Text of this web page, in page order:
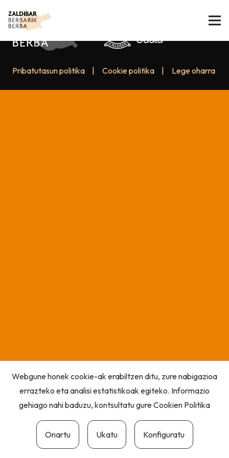
Pribatutasun politika Cookie politika Lege oharra
Webgune honek cookie-ak erabiltzen ditu, zure nabigazioa
errazteko eta analisi estatistikoak egiteko. Informazio
gehiago nahi baduzu, kontsultatu gureCookien Politika
Onartu Ukatu Konfiguratu